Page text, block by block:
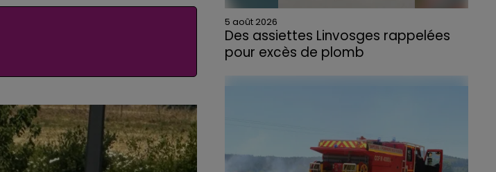
5 août 2026
Des assiettes Linvosges rappelées
pour excès de plomb